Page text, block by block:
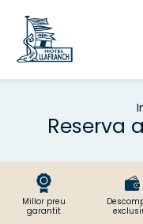
Reserva
Millor preu
garantit